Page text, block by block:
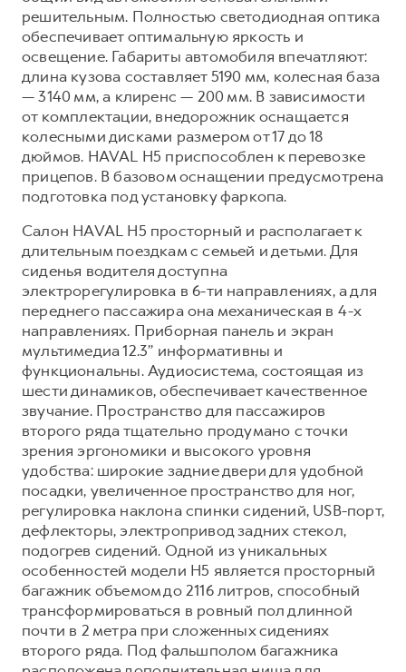
решительным. Полностью светодиодная оптика
обеспечивает оптимальную яркость и
освещение. Габариты автомобиля впечатляют:
длина кузова составляет 5190 мм, колесная база
— 3140 мм, а клиренс — 200 мм. В зависимости
от комплектации, внедорожник оснащается
колесными дисками размером от 17 до 18
дюймов. HAVAL H5 приспособлен к перевозке
прицепов. В базовом оснащении предусмотрена
подготовка под установку фаркопа.
Салон HAVAL H5 просторный и располагает к
длительным поездкам с семьей и детьми. Для
сиденья водителя доступна
электрорегулировка в 6-ти направлениях, а для
переднего пассажира она механическая в 4-х
направлениях. Приборная панель и экран
мультимедиа 12.3’’ информативны и
функциональны. Аудиосистема, состоящая из
шести динамиков, обеспечивает качественное
звучание. Пространство для пассажиров
второго ряда тщательно продумано с точки
зрения эргономики и высокого уровня
удобства: широкие задние двери для удобной
посадки, увеличенное пространство для ног,
регулировка наклона спинки сидений, USB-порт,
дефлекторы, электропривод задних стекол,
подогрев сидений. Одной из уникальных
особенностей модели H5 является просторный
багажник объемом до 2116 литров, способный
трансформироваться в ровный пол длинной
почти в 2 метра при сложенных сидениях
второго ряда. Под фальшполом багажника